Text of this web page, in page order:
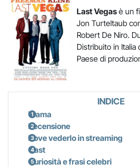
Last Vegasè un
Jon Turteltaub
Robert De Niro.
Distribuito in Italia
Paese di
INDICE
Trama
Recensione
Dove vederlo in streaming
Cast
Curiosità e frasi celebri